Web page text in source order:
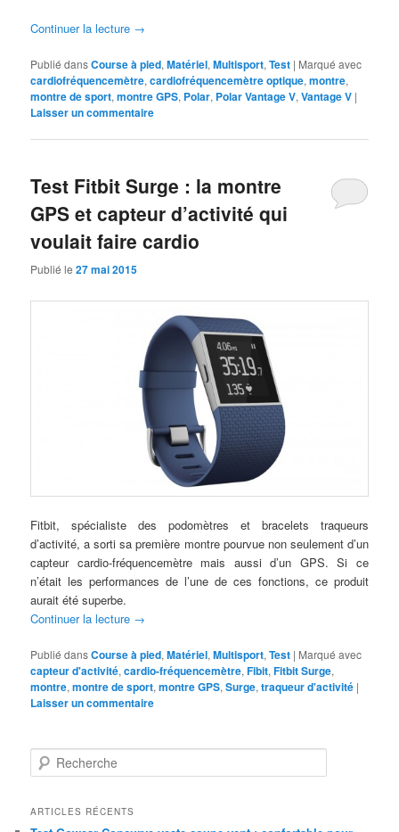
Continuer la lecture →
Publié dansCourse à pied,Matériel,Multisport,Test | Marqué avec
cardiofréquencemètre,cardiofréquencemètre optique,montre,
montre de sport,montre GPS, Polar, Polar Vantage V,Vantage V |
Laisser un commentaire
Test Fitbit Surge : la montre
GPS et capteur d’activité qui
voulait faire cardio
Publié le27 mai 2015
Fitbit, spécialiste des podomètres et bracelets traqueurs
d’activité, a sorti sa première montre pourvue non seulement d’un
capteur cardio-fréquencemètre mais aussi d’un GPS. Si ce
n’était les performances de l’une de ces fonctions, ce produit
aurait été superbe.
Continuer la lecture →
Publié dansCourse à pied,Matériel,Multisport,Test | Marqué avec
capteur d'activité,cardio-fréquencemètre,Fibit,Fitbit Surge,
montre,montre de sport,montre GPS,Surge,traqueur d'activité |
Laisser un commentaire
e
h
ARTICLES RÉCENTS